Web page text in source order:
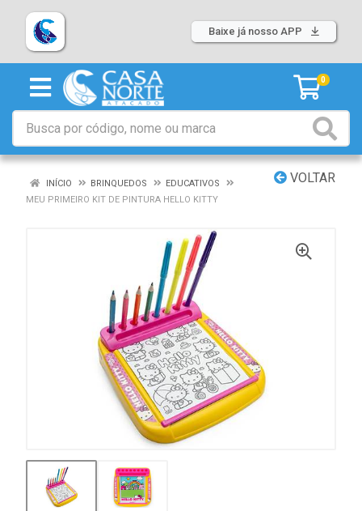
Baixe já nosso APP
0
VOLTAR
INÍCIO BRINQUEDOS
EDUCATIVOS
MEU PRIMEIRO KIT DE PINTURA HELLO KITTY